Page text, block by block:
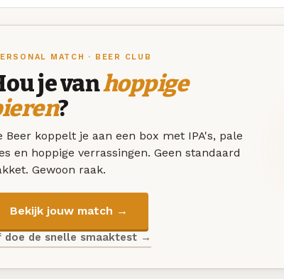
MATCH · BEER CLUB
je vanhoppige
?
Beer koppelt je aan een box met IPA's, pale
en hoppige verrassingen. Geen standaard
Gewoon raak.
Bekijk jouw match →
doe de snelle smaaktest →